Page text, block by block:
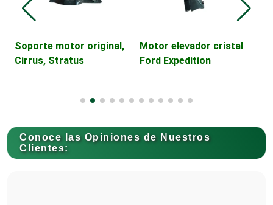
Soporte motor original,
Cirrus, Stratus
Motor elevador cristal
Ford Expedition
Conoce las Opiniones de Nuestros
Clientes: